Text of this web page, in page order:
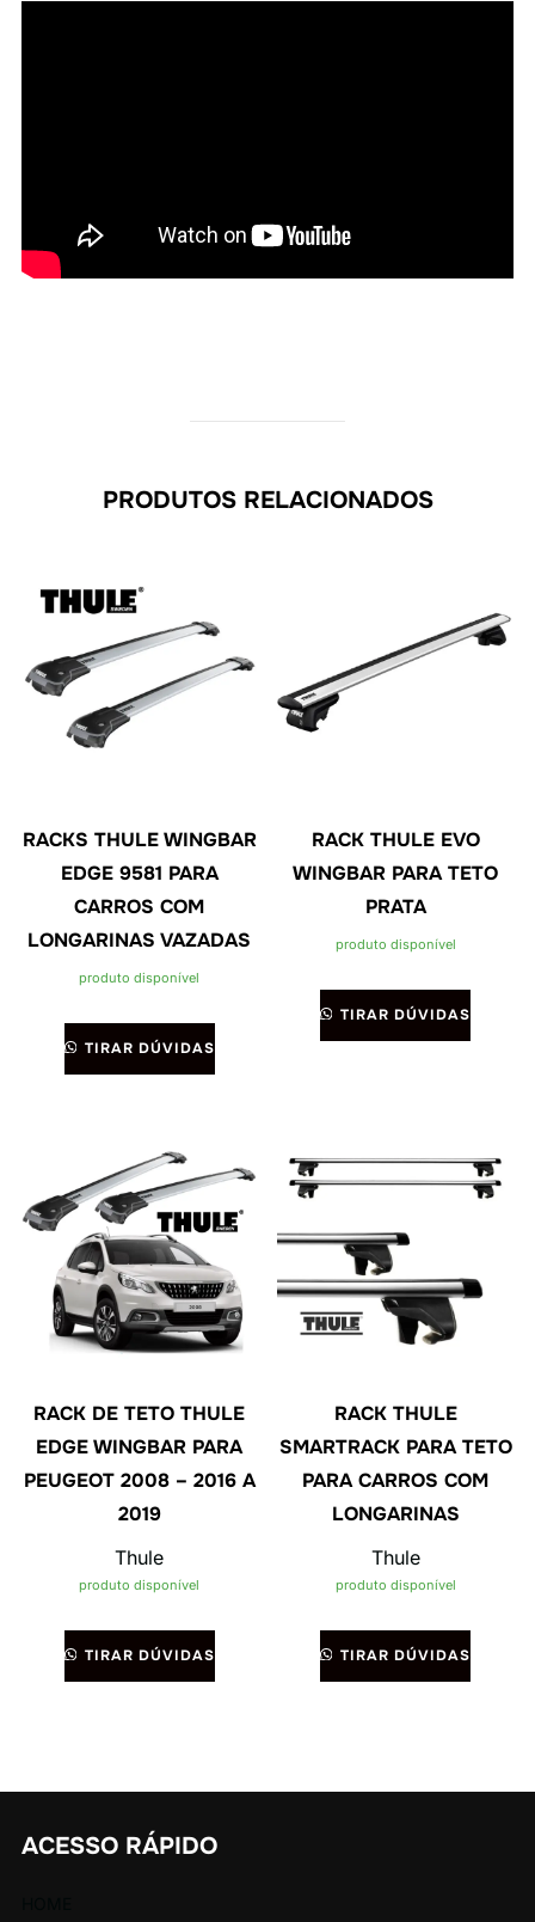
PRODUTOS RELACIONADOS
RACKS THULE WINGBAR
EDGE 9581 PARA
CARROS COM
LONGARINAS VAZADAS
produto disponível
TIRAR DÚVIDAS
RACK THULE EVO
WINGBAR PARA TETO
PRATA
produto disponível
TIRAR DÚVIDAS
RACK DE TETO THULE
EDGE WINGBAR PARA
PEUGEOT 2008 – 2016 A
2019
Thule
produto disponível
TIRAR DÚVIDAS
RACK THULE
SMARTRACK PARA TETO
PARA CARROS COM
LONGARINAS
Thule
produto disponível
TIRAR DÚVIDAS
ACESSO RÁPIDO